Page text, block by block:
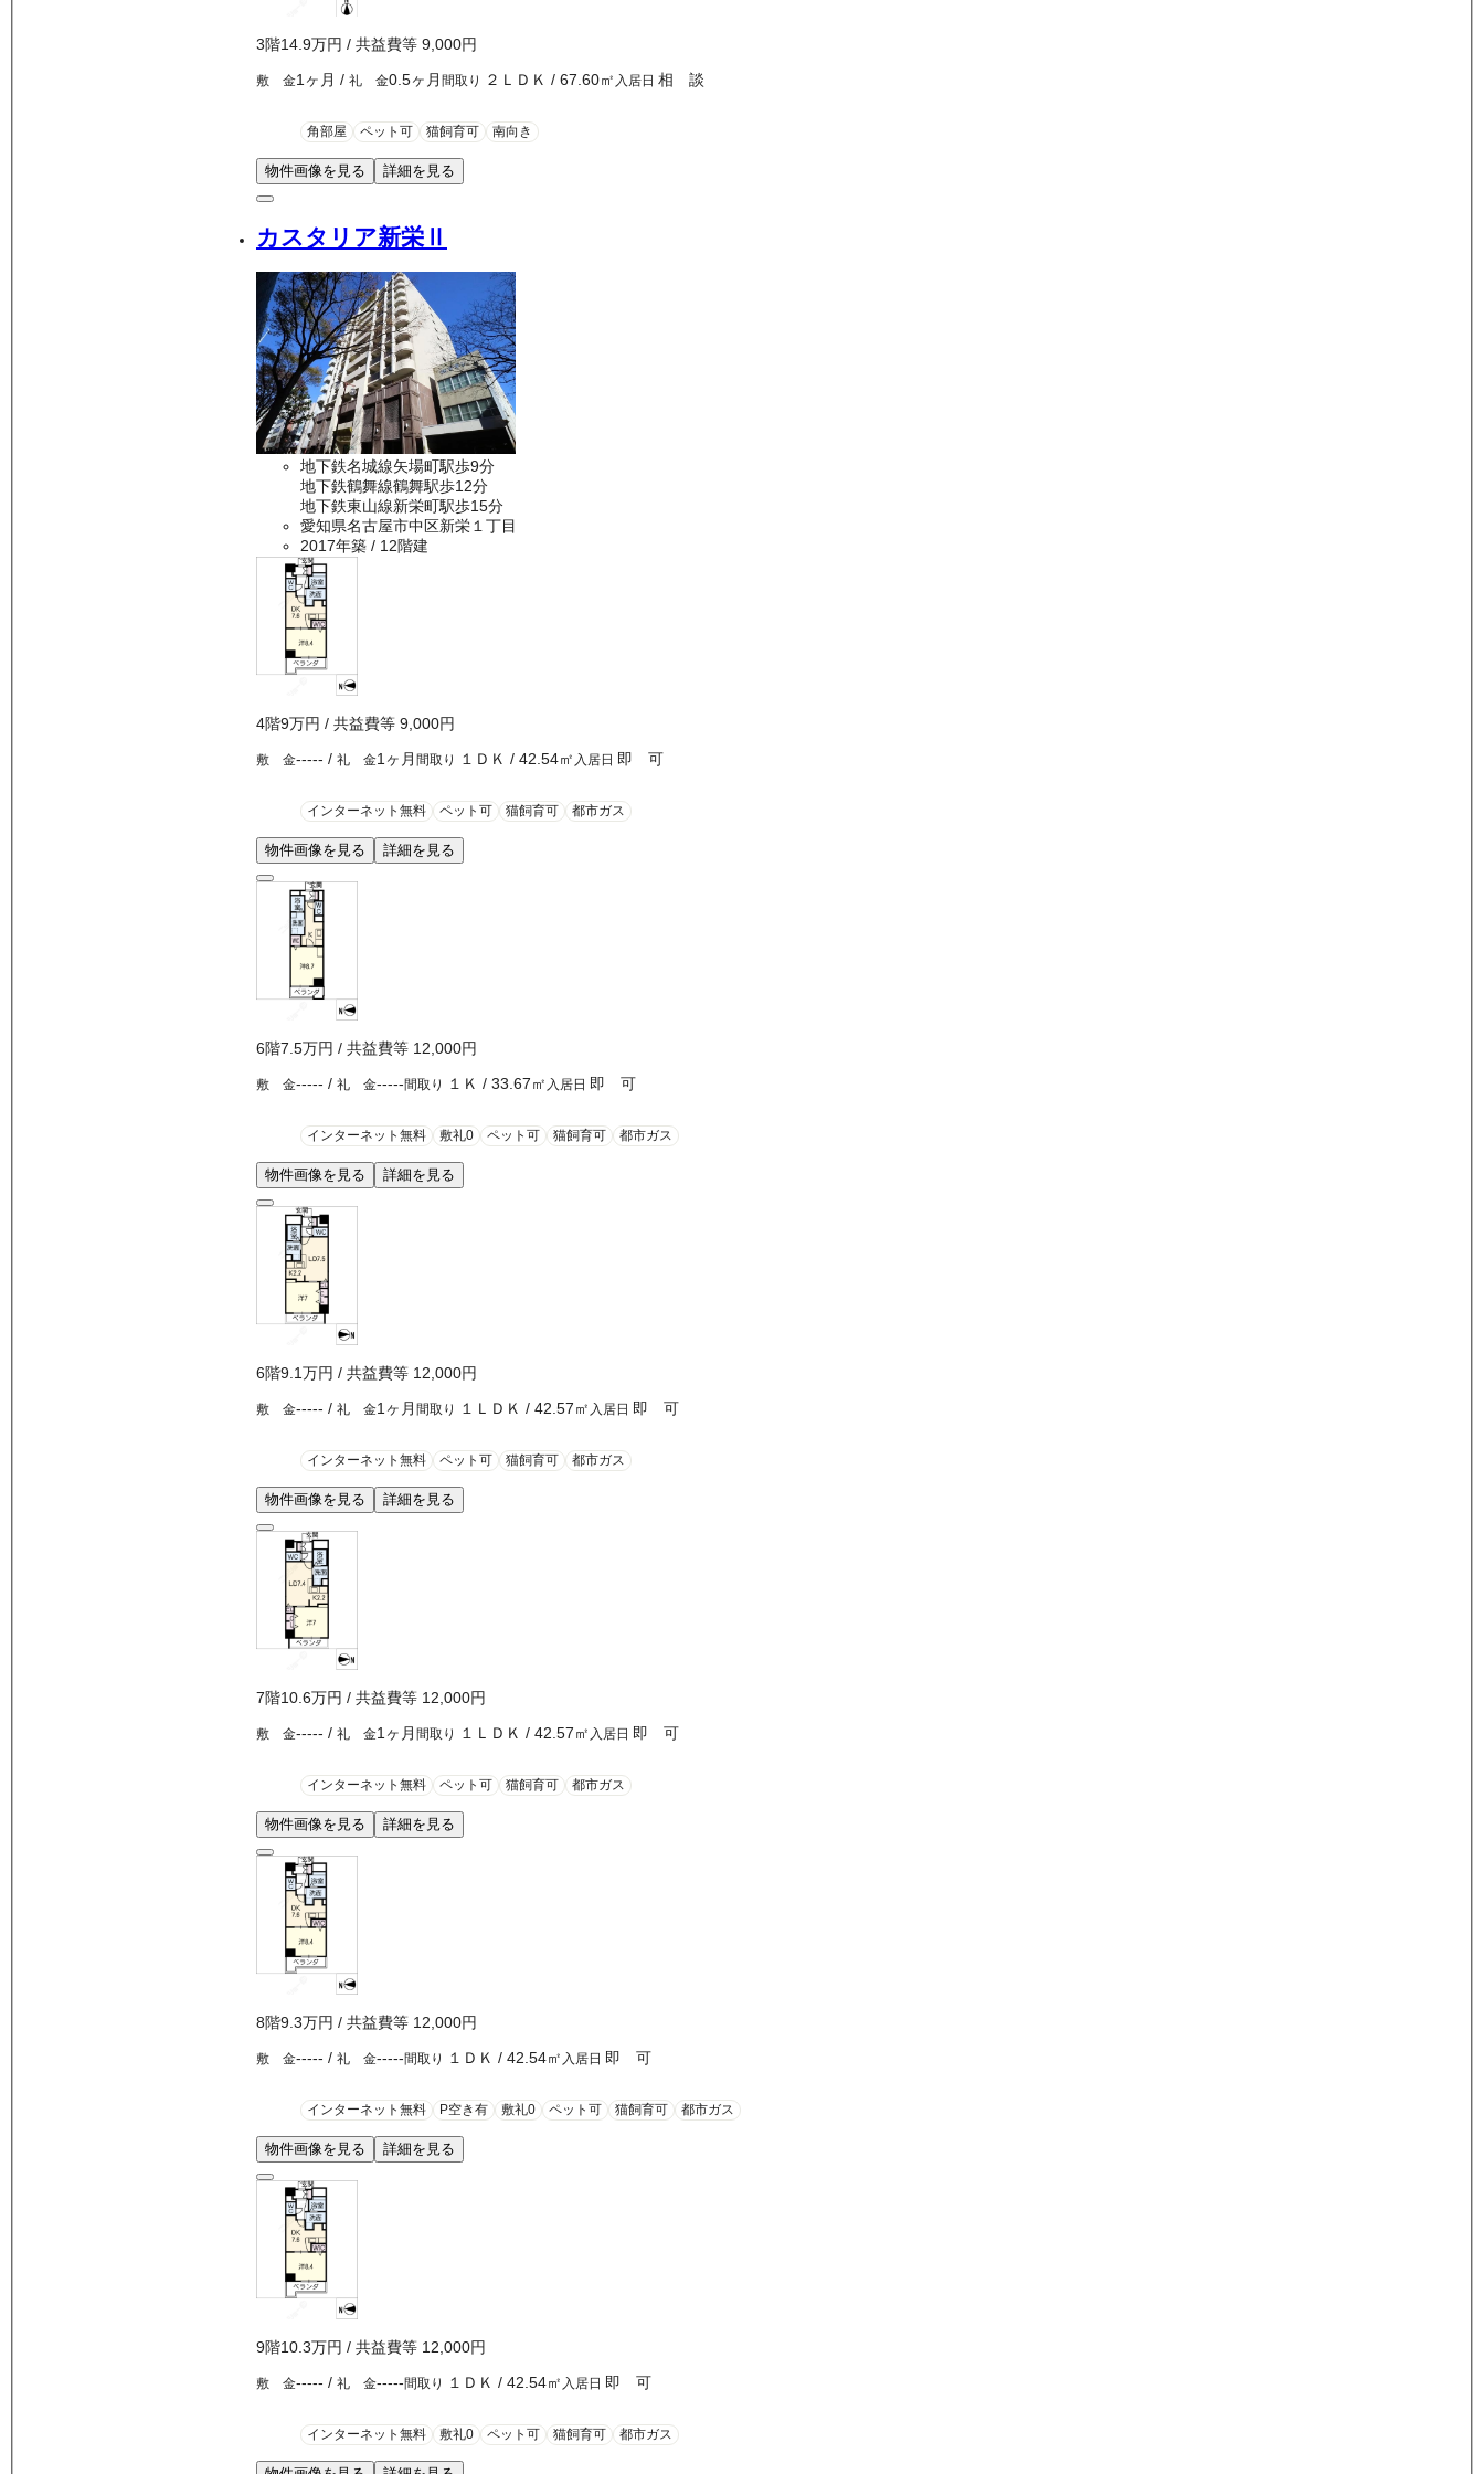
3階14.9万円 / 共益費等 9,000円
敷 金1ヶ月 / 礼 金0.5ヶ月 間取り ２ＬＤＫ / 67.60㎡ 入居日 相 談
角部屋 ペット可 猫飼育可 南向き
物件画像を見る 詳細を見る
カスタリア新栄Ⅱ
地下鉄名城線矢場町駅歩9分
地下鉄鶴舞線鶴舞駅歩12分
地下鉄東山線新栄町駅歩15分
愛知県名古屋市中区新栄１丁目
2017年築 / 12階建
4階9万円 / 共益費等 9,000円
敷 金----- / 礼 金1ヶ月 間取り １ＤＫ / 42.54㎡ 入居日 即 可
インターネット無料 ペット可 猫飼育可 都市ガス
物件画像を見る 詳細を見る
6階7.5万円 / 共益費等 12,000円
敷 金----- / 礼 金-----間取り １Ｋ / 33.67㎡ 入居日 即 可
インターネット無料 敷礼0 ペット可 猫飼育可 都市ガス
物件画像を見る 詳細を見る
6階9.1万円 / 共益費等 12,000円
敷 金----- / 礼 金1ヶ月 間取り １ＬＤＫ / 42.57㎡ 入居日 即 可
インターネット無料 ペット可 猫飼育可 都市ガス
物件画像を見る 詳細を見る
7階10.6万円 / 共益費等 12,000円
敷 金----- / 礼 金1ヶ月 間取り １ＬＤＫ / 42.57㎡ 入居日 即 可
インターネット無料 ペット可 猫飼育可 都市ガス
物件画像を見る 詳細を見る
8階9.3万円 / 共益費等 12,000円
敷 金----- / 礼 金-----間取り １ＤＫ / 42.54㎡ 入居日 即 可
インターネット無料 P空き有 敷礼0 ペット可 猫飼育可 都市ガス
物件画像を見る 詳細を見る
9階10.3万円 / 共益費等 12,000円
敷 金----- / 礼 金-----間取り １ＤＫ / 42.54㎡ 入居日 即 可
インターネット無料 敷礼0 ペット可 猫飼育可 都市ガス